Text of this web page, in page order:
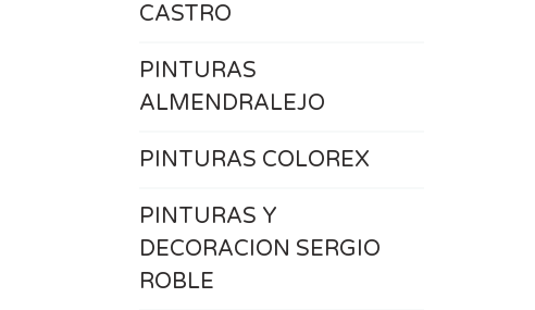
CASTRO
PINTURAS
ALMENDRALEJO
PINTURAS COLOREX
PINTURAS Y
DECORACION SERGIO
ROBLE